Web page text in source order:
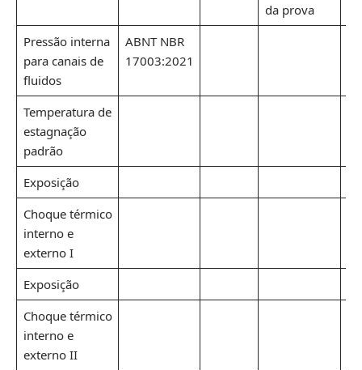
da prova
Pressão interna
para canais de
fluidos
ABNT NBR
17003:2021
Temperatura de
estagnação
padrão
Exposição
Choque térmico
interno e
externo I
Exposição
Choque térmico
interno e
externo II